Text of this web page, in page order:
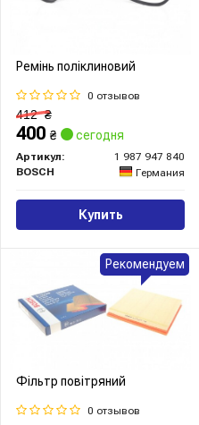
Ремінь поліклиновий
0 отзывов
412₴
400 ₴ сегодня
Артикул:
1 987 947 840
BOSCH
Германия
Купить
Фільтр повітряний
0 отзывов
Рекомендуем